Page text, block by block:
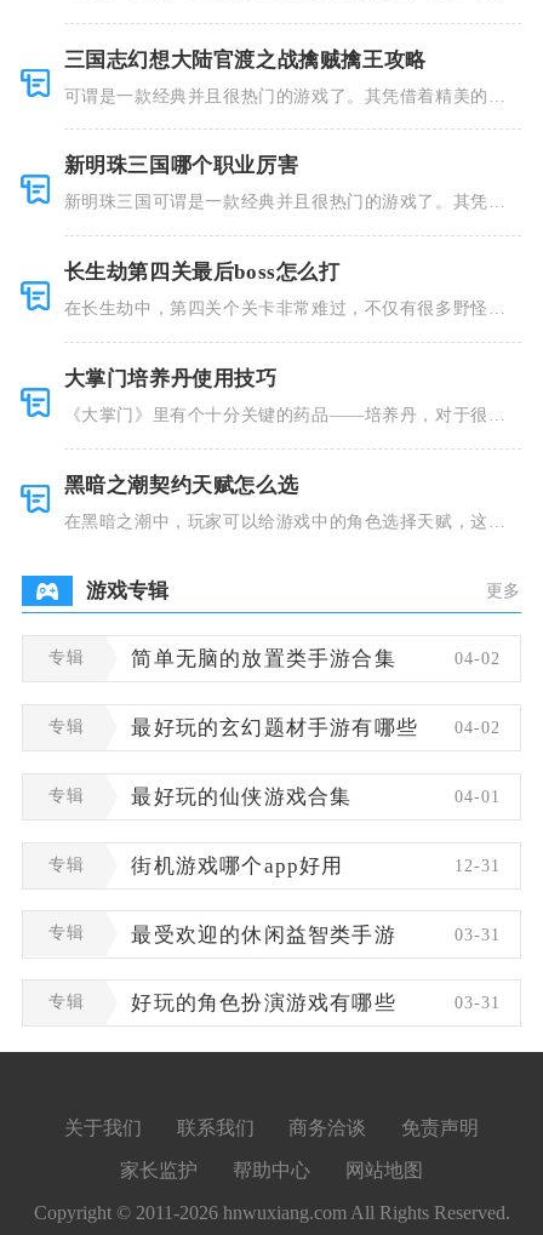
三国志幻想大陆官渡之战擒贼擒王攻略
可谓是一款经典并且很热门的游戏了。其凭借着精美的画
新明珠三国哪个职业厉害
新明珠三国可谓是一款经典并且很热门的游戏了。其凭借
长生劫第四关最后boss怎么打
在长生劫中，第四关个关卡非常难过，不仅有很多野怪，
大掌门培养丹使用技巧
《大掌门》里有个十分关键的药品——培养丹，对于很多
黑暗之潮契约天赋怎么选
在黑暗之潮中，玩家可以给游戏中的角色选择天赋，这些
游戏专辑 更多
专辑 简单无脑的放置类手游合集 04-02
专辑 最好玩的玄幻题材手游有哪些 04-02
专辑 最好玩的仙侠游戏合集 04-01
专辑 街机游戏哪个app好用 12-31
专辑 最受欢迎的休闲益智类手游 03-31
专辑 好玩的角色扮演游戏有哪些 03-31
关于我们 联系我们 商务洽谈 免责声明
家长监护 帮助中心 网站地图
Copyright © 2011-2026 hnwuxiang.com All Rights Reserved.